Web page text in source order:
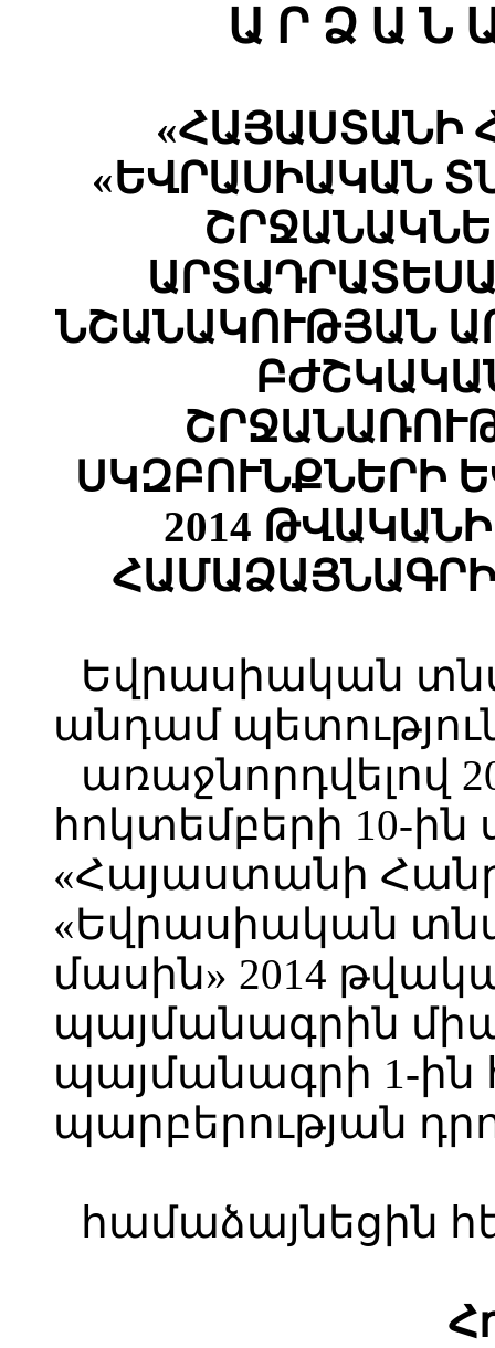
Ա Ր Ձ Ա Ն
«ՀԱՅԱՍՏԱՆԻ
«ԵՎՐԱՍԻԱԿԱՆ
ՆՇԱՆԱԿՈՒԹՅԱՆ
ՍԿԶԲՈՒՆՔՆԵՐԻ
2014 ԹՎԱԿԱՆԻ
Եվրասիական
անդամ
առաջնորդվելով
հոկտեմբերի 10-
«Հայաստանի
«Եվրասիական
մասին» 2014
պայմանագրին
պայմանագրի 1-ին
պարբերության
համաձայնեցին